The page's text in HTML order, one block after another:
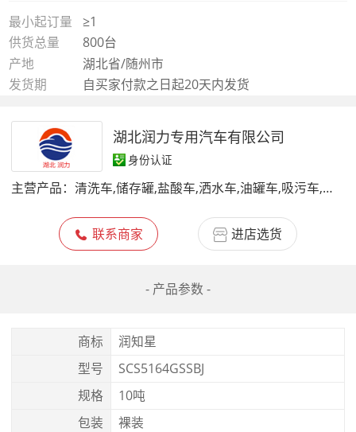
最小起订量
≥1
供货总量
800台
产地
湖北省/随州市
发货期
自买家付款之日起20天内发货
湖北润力专用汽车有限公司
身份认证
主营产品： 清洗车,储存罐,盐酸车,洒水车,油罐车,吸污车,吸粪车,高空作业车,垃圾车,铝合金罐
联系商家 进店选货
- 产品参数 -
商标
润知星
型号
SCS5164GSSBJ
规格
10吨
包装
裸装